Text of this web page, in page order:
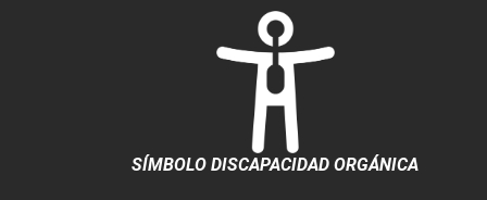
SÍMBOLO DISCAPACIDAD ORGÁNICA